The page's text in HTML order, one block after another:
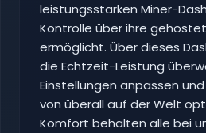
leistungsstarken Miner-
Kontrolle über ihre
ermöglicht. Über dieses
die Echtzeit-Leistung
Einstellungen anpassen
von überall auf der Welt
Komfort behalten alle bei